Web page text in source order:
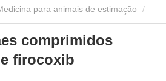
para animais de estimação
de estimação 57 mg para cães
firocoxib
comprimidos
firocoxib